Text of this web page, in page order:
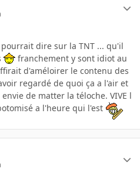
dire sur la TNT ... qu'il
franchement y sont idiot au
d'améloirer le contenu des
regardé de quoi ça a l'air et
de matter la téloche. VIVE l
a l'heure qui l'est